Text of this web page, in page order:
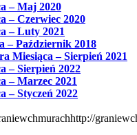
– Maj 2020
– Czerwiec 2020
– Luty 2021
– Październik 2018
Miesiąca – Sierpień 2021
– Sierpień 2022
– Marzec 2021
– Styczeń 2022
http://